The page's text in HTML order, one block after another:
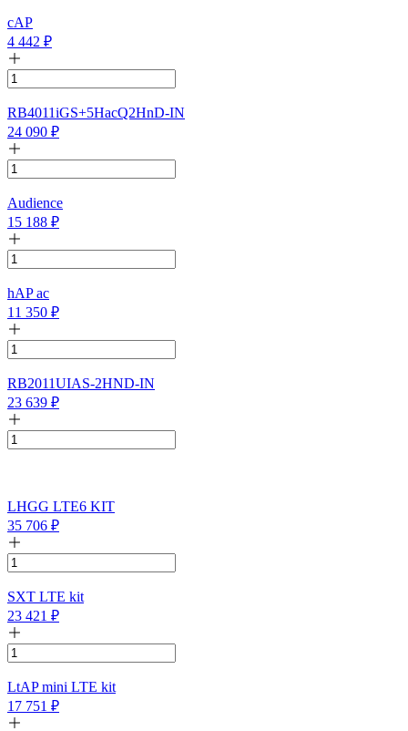
cAP
4 442 ₽
RB4011iGS+5HacQ2HnD-IN
24 090 ₽
Audience
15 188 ₽
hAP ac
11 350 ₽
RB2011UIAS-2HND-IN
23 639 ₽
LHGG LTE6 KIT
35 706 ₽
SXT LTE kit
23 421 ₽
LtAP mini LTE kit
17 751 ₽